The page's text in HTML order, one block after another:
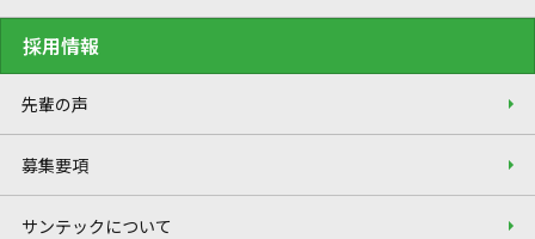
採用情報
先輩の声
募集要項
サンテックについて